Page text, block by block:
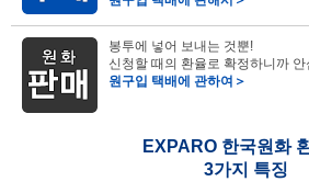
봉투에 넣어 보내는 것뿐!
신청할 때의 환율로 확정하니까 안
원구입 택배에 관하여＞
EXPARO 한국원화
3가지 특징